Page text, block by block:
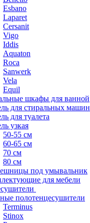
Esbano
Laparet
Cersanit
Vigo
Iddis
Aquaton
Roca
Sanwerk
Vela
Equil
шкафы для ванной
для стиральных машин
для туалета
узкая
50-55 см
60-65 см
70 см
80 см
под умывальник
для мебели
полотенцесушители
Terminus
Stinox